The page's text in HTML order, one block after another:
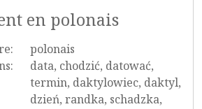
en polonais
polonais
data, chodzić, datować,
termin, daktylowiec, daktyl,
dzień, randka, schadzka,